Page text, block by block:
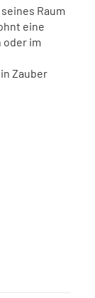
Raum
eine
oder im
Zauber